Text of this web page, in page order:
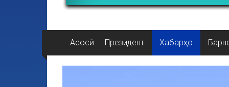
Асосӣ Президент Хабарҳо